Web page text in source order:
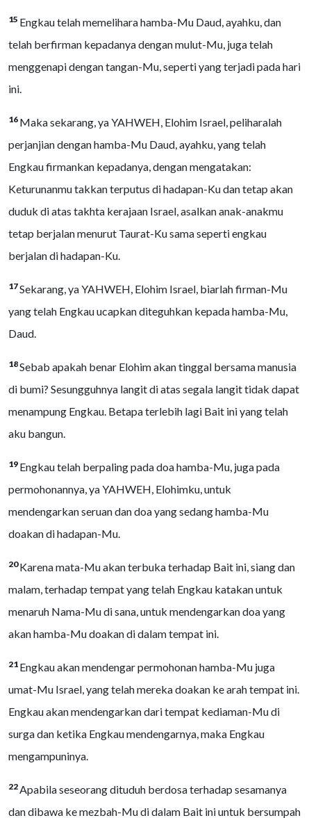
15 Engkau telah memelihara hamba-Mu Daud, ayahku, dan
telah berfirman kepadanya dengan mulut-Mu, juga telah
menggenapi dengan tangan-Mu, seperti yang terjadi pada hari
ini.
16 Maka sekarang, ya YAHWEH, Elohim Israel, peliharalah
perjanjian dengan hamba-Mu Daud, ayahku, yang telah
Engkau firmankan kepadanya, dengan mengatakan:
Keturunanmu takkan terputus di hadapan-Ku dan tetap akan
duduk di atas takhta kerajaan Israel, asalkan anak-anakmu
tetap berjalan menurut Taurat-Ku sama seperti engkau
berjalan di hadapan-Ku.
17Sekarang, ya YAHWEH, Elohim Israel, biarlah firman-Mu
yang telah Engkau ucapkan diteguhkan kepada hamba-Mu,
Daud.
18Sebab apakah benar Elohim akan tinggal bersama manusia
di bumi? Sesungguhnya langit di atas segala langit tidak dapat
menampung Engkau. Betapa terlebih lagi Bait ini yang telah
aku bangun.
19 Engkau telah berpaling pada doa hamba-Mu, juga pada
permohonannya, ya YAHWEH, Elohimku, untuk
mendengarkan seruan dan doa yang sedang hamba-Mu
doakan di hadapan-Mu.
20Karena mata-Mu akan terbuka terhadap Bait ini, siang dan
malam, terhadap tempat yang telah Engkau katakan untuk
menaruh Nama-Mu di sana, untuk mendengarkan doa yang
akan hamba-Mu doakan di dalam tempat ini.
21 Engkau akan mendengar permohonan hamba-Mu juga
umat-Mu Israel, yang telah mereka doakan ke arah tempat ini.
Engkau akan mendengarkan dari tempat kediaman-Mu di
surga dan ketika Engkau mendengarnya, maka Engkau
mengampuninya.
22Apabila seseorang dituduh berdosa terhadap sesamanya
dan dibawa ke mezbah-Mu di dalam Bait ini untuk bersumpah